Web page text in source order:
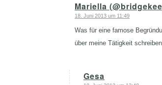
Mariella
sagte:
18. Juni 2013 um 11:49
Was für eine famose
über meine Tätigkeit
Gesa